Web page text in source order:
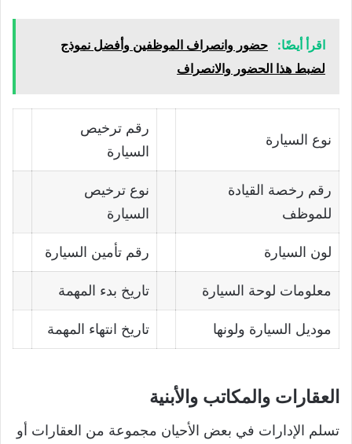
اقرأ أيضًا:
حضور وانصراف الموظفين وأفضل نموذج
لضبط هذا الحضور والانصراف
نوع السيارة
رقم ترخيص
السيارة
رقم رخصة القيادة
للموظف
نوع ترخيص
السيارة
لون السيارة رقم تأمين السيارة
معلومات لوحة السيارة تاريخ بدء المهمة
موديل السيارة ولونها تاريخ انتهاء المهمة
العقارات والمكاتب والأبنية
تسلم الإدارات في بعض الأحيان مجموعة من العقارات أو